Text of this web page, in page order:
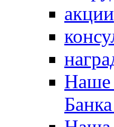
акции
Наше